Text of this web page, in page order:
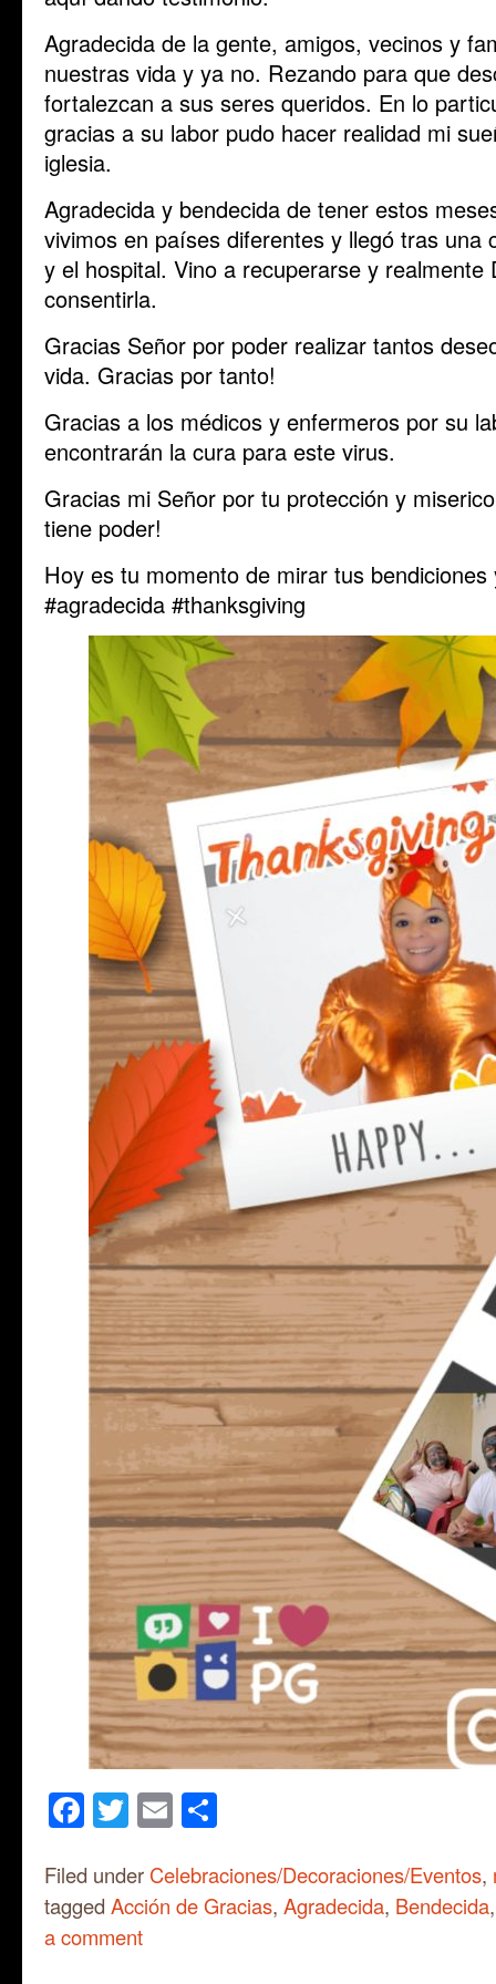
Agradecida de la gente, amigos, vecinos y
nuestras vida y ya no. Rezando para que
fortalezcan a sus seres queridos. En lo
gracias a su labor pudo hacer realidad mi
iglesia.
Agradecida y bendecida de tener estos
vivimos en países diferentes y llegó tras una
y el hospital. Vino a recuperarse y
consentirla.
Gracias Señor por poder realizar tantos
vida. Gracias por tanto!
Gracias a los médicos y enfermeros por su
encontrarán la cura para este virus.
Gracias mi Señor por tu protección y
tiene poder!
Hoy es tu momento de mirar tus
#agradecida #thanksgiving
Facebook
Twitter
Email
Filed under Celebraciones/Decoraciones/Eventos,
tagged Acción de Gracias, Agradecida, Bendecida
a comment